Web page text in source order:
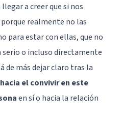
a creer que si nos
realmente no las
para estar con ellas, que no
o incluso directamente
de más dejar claro tras la
el convivir en este
en sí o hacia la relación